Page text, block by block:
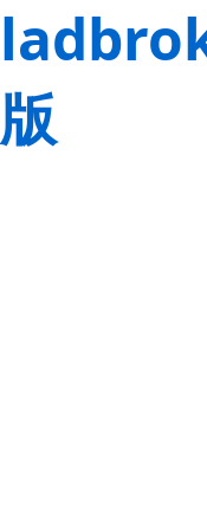
版